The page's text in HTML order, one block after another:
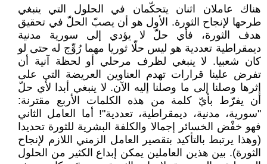
هناك عاملان اثنان يتحكّمان في الحلول التي ينبغي
طرحها لإنجاح الثورة. الأول هو أن يصبّ الحلّ في تحقيق
هدف الثورة، فأي حلّ لا يؤدي إلى سورية مدنية
ديمقراطية تعددية هو ليس حلّا ثوريا مهما رُوِّج له حتى لو
كان شعبيا. لا ينبغي لظرف مرحلي أو لحظة آنية أن
تفرض علينا قرارات تهدم العناوين العريضة التي على
إثرها وصلنا إلى ما وصلنا إليه الآن. لا ينبغي أبدا لأي حلّ
أن يفرّط بأيّ كلمة من هذه الكلمات الأربع مقترنة:
"سورية، مدنية، ديمقراطية، تعددية"! أما العامل الثاني
فهو خفْض الخسائر إجمالا والكلفة البشرية للثورة تحديدا
(وهذا يرتبط بالتأكيد بتقصير العامل الزمني اللازم لإنجاح
الثورة). بين هذين العاملين يمكن إبداع الكثير من الحلول